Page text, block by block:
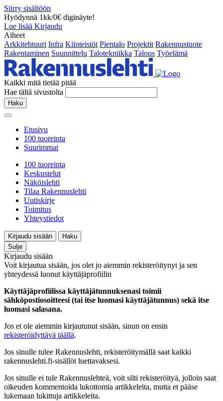
Siirry sisältöön
Hyödynnä 1kk/0€ diginäyte!
Lue lisää Kirjaudu
Aiheet
Arkkitehtuuri Infra Kiinteistöt Pientalo Projektit Rakennustuote
Rakentaminen Suunnittelu Talotekniikka Talous Työelämä
Kaikki mitä tietää pitää
Hae tältä sivustolta
Haku
Etusivu
100 tuoreinta
Suurimmat
100 tuoreinta
Keskustelut
Näköislehti
Tilaa Rakennuslehti
Uutiskirje
Toimitus
Yhteystiedot
Kirjaudu sisään
Haku
Sulje
Kirjaudu sisään
Voit kirjautua sisään, jos olet jo aiemmin rekisteröitynyt ja sen
yhteydessä luonut käyttäjäprofiilin
Käyttäjäprofiilissa käyttäjätunnuksenasi toimii
sähköpostiosoitteesi (tai itse luomasi käyttäjätunnus) sekä itse
luomasi salasana.
Jos et ole aiemmin kirjautunut sisään, sinun on ensin
rekisteröidyttävä täällä.
Jos sinulle tulee Rakennuslehti, rekisteröitymällä saat kaikki
rakennuslehti.fi-sisällöt luettavaksesi.
Jos sinulle ei tule Rakennuslehteä, voit silti rekisteröityä, jolloin saat
oikeuden kommentoida lukottomia artikkeleita, mutta et pääse
lukemaan lukittuja artikkeleita.